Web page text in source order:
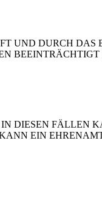
UND DURCH DAS
DIESEN FÄLLEN
EIN